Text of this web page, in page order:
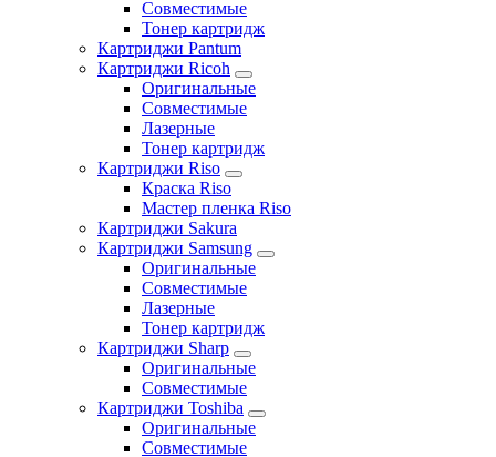
Совместимые
Тонер картридж
Картриджи Pantum
Картриджи Ricoh
Оригинальные
Совместимые
Лазерные
Тонер картридж
Картриджи Riso
Краска Riso
Мастер пленка Riso
Картриджи Sakura
Картриджи Samsung
Оригинальные
Совместимые
Лазерные
Тонер картридж
Картриджи Sharp
Оригинальные
Совместимые
Картриджи Toshiba
Оригинальные
Совместимые